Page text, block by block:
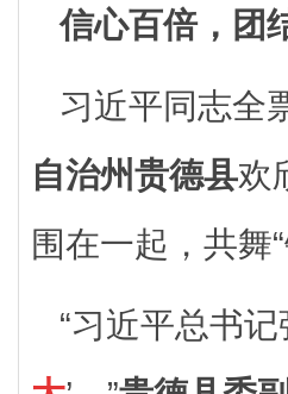
信心百倍，团
习近平同志全
自治州贵德县欢
围在一起，共舞“
“习近平总书记